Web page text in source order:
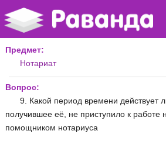
Предмет:
Нотариат
Вопрос:
9. Какой период времени действует
получившее её, не приступило к работе
помощником нотариуса